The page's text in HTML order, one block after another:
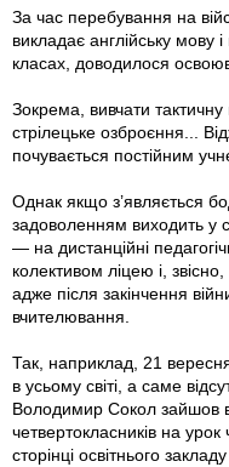
За час перебування на
викладає англійську мову
класах, доводилося
Зокрема, вивчати
стрілецьке озброєння...
почувається постійним
Однак якщо з’являється
задоволенням виходить у
— на дистанційні
колективом ліцею і,
адже після закінчення
вчителювання.
Так, наприклад, 21
в усьому світі, а саме
Володимир Сокол зайшов в
четвертокласників на
сторінці освітнього